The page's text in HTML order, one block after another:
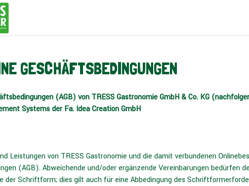
GESCHÄFTSBEDINGUNGEN
(AGB) von TRESS Gastronomie GmbH & Co. KG
Systems der Fa. Idea Creation GmbH
Leistungen von TRESS Gastronomie und die damit verbundenen
(AGB). Abweichende und/oder ergänzende Vereinbarungen bedürfen
der Schriftform; dies gilt auch für eine Abbedingung des